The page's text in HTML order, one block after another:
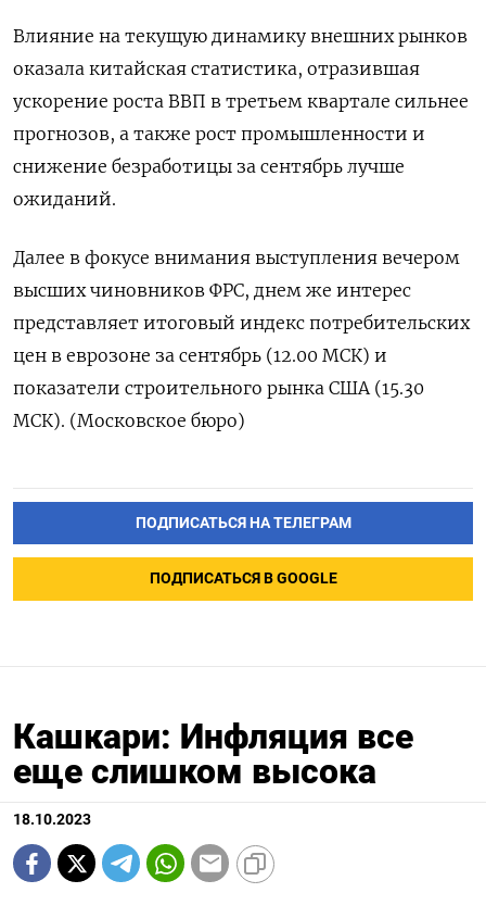
Влияние на текущую динамику внешних рынков
оказала китайская статистика, отразившая
ускорение роста ВВП в третьем квартале сильнее
прогнозов, а также рост промышленности и
снижение безработицы за сентябрь лучше
ожиданий.
Далее в фокусе внимания выступления вечером
высших чиновников ФРС, днем же интерес
представляет итоговый индекс потребительских
цен в еврозоне за сентябрь (12.00 МСК) и
показатели строительного рынка США (15.30
МСК). (Московское бюро)
ПОДПИСАТЬСЯ НА ТЕЛЕГРАМ
ПОДПИСАТЬСЯ В GOOGLE
Кашкари: Инфляция все
еще слишком высока
18.10.2023